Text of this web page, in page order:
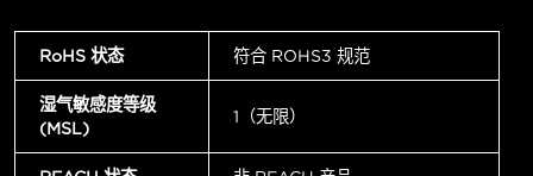
RoHS 状态 符合 ROHS3 规范
湿气敏感度等级
(MSL)
1（无限）